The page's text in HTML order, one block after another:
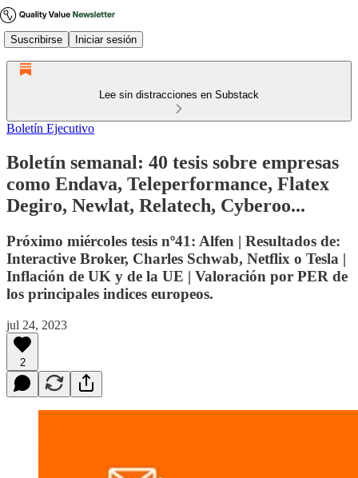
Suscribirse Iniciar sesión
Lee sin distracciones en Substack
Boletín Ejecutivo
Boletín semanal: 40 tesis sobre empresas
como Endava, Teleperformance, Flatex
Degiro, Newlat, Relatech, Cyberoo...
Próximo miércoles tesis nº41: Alfen | Resultados de:
Interactive Broker, Charles Schwab, Netflix o Tesla |
Inflación de UK y de la UE | Valoración por PER de
los principales indices europeos.
jul 24, 2023
2